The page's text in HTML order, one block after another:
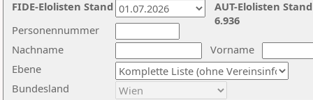
Nachname
Vorname
Ebene
Personennummer
Bundesland
AUT-Elolisten
6.936
FIDE-Elolisten Stand